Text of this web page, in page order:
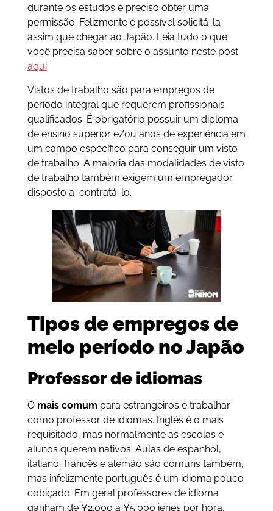
durante os estudos é preciso obter uma
permissão. Felizmente é possível solicitá-la
assim que chegar ao Japão. Leia tudo o que
você precisa saber sobre o assunto neste post
aqui.
Vistos de trabalho são para empregos de
período integral que requerem profissionais
qualificados. É obrigatório possuir um diploma
de ensino superior e/ou anos de experiência em
um campo específico para conseguir um visto
de trabalho. A maioria das modalidades de visto
de trabalho também exigem um empregador
disposto a contratá-lo.
Tipos de empregos de
meio período no Japão
Professor de idiomas
O mais comum para estrangeiros é trabalhar
como professor de idiomas. Inglês é o mais
requisitado, mas normalmente as escolas e
alunos querem nativos. Aulas de espanhol,
italiano, francês e alemão são comuns também,
mas infelizmente português é um idioma pouco
cobiçado. Em geral professores de idioma
ganham de ¥2.000 a ¥5.000 ienes por hora.